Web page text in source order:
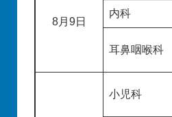
8月9日
内科
耳鼻咽喉科
小児科